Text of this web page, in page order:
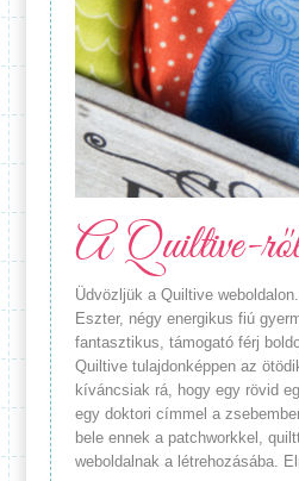
A Quiltive-
Üdvözljük a Quiltive
Eszter, négy energikus fiú
fantasztikus, támogató férj
Quiltive tulajdonképpen az
kíváncsiak rá, hogy egy rövid
egy doktori címmel a
bele ennek a patchworkkel,
weboldalnak a létrehozásába.